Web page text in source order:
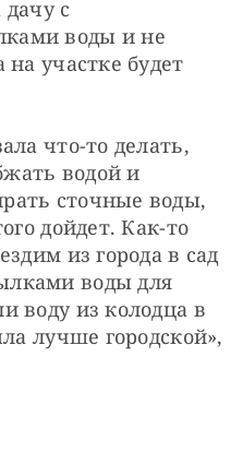
с
воды и не
на участке будет
что-то делать,
водой и
сточные воды,
дойдет. Как-то
из города в сад
воды для
воду из колодца в
лучше городской»,